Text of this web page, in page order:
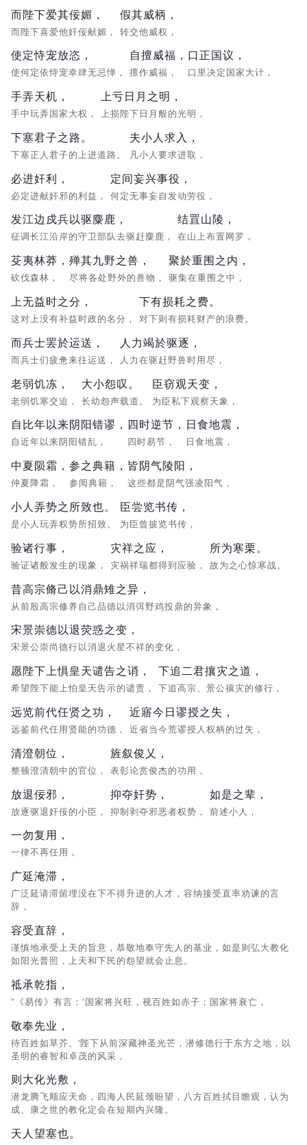
而陛下爱其佞媚，
而陛下喜爱他奸佞献媚，
假其威柄，
转交他威权，
使定恃宠放恣，
使何定依恃宠幸肆无忌惮，
自擅威福，
擅作威福，
口正国议，
口里决定国家大计，
手弄天机，
手中玩弄国家大权，
上亏日月之明，
上损陛下日月般的光明，
下塞君子之路。
下塞正人君子的上进道路。
夫小人求入，
凡小人要求进取，
必进奸利，
必定进献奸邪的利益，
定间妄兴事役，
何定无事妄自发动劳役，
发江边戍兵以驱麋鹿，
征调长江沿岸的守卫部队去驱赶麋鹿，
结罝山陵，
在山上布置网罗，
芟夷林莽，
砍伐森林，
殚其九野之兽，
尽将各处野外的兽物，
聚於重围之内，
驱集在重围之中，
上无益时之分，
这对上没有补益时政的名分，
下有损耗之费。
对下则有损耗财产的浪费。
而兵士罢於运送，
而兵士们疲惫来往运送，
人力竭於驱逐，
人力在驱赶野兽时用尽，
老弱饥冻，
老弱饥寒交迫，
大小怨叹。
长幼怨声载道。
臣窃观天变，
为臣私下观察天象，
自比年以来阴阳错谬，
自近年以来阴阳错乱，
四时逆节，
四时易节，
日食地震，
日食地震，
中夏陨霜，
仲夏降霜，
参之典籍，
参阅典籍，
皆阴气陵阳，
这些都是阴气强凌阳气，
小人弄势之所致也。
是小人玩弄权势所招致。
臣尝览书传，
为臣曾披览书传，
验诸行事，
验证诸般发生的现象，
灾祥之应，
灾祸祥瑞都得到应验，
所为寒栗。
故为之心惊寒战。
昔高宗脩己以消鼎雉之异，
从前殷高宗修养自己品德以消弭野鸡投鼎的异象，
宋景崇德以退荧惑之变，
宋景公崇尚德行以消退火星不祥的变化，
愿陛下上惧皇天谴告之诮，
希望陛下能上怕皇天告示的谴责，
下追二君攘灾之道，
下追高宗、景公禳灾的修行，
远览前代任贤之功，
远鉴前代任用贤能的功德，
近寤今日谬授之失，
近省当今荒谬授人权柄的过失，
清澄朝位，
整顿澄清朝中的官位，
旌叙俊乂，
表彰论赏俊杰的功用，
放退佞邪，
放逐驱退奸佞的小臣，
抑夺奸势，
抑制剥夺邪恶者权势，
如是之辈，
前述小人，
一勿复用，
一律不再任用，
广延淹滞，
广泛延请滞留埋没在下不得升进的人才，容纳接受直率劝谏的言
辞，
容受直辞，
谨慎地承受上天的旨意，恭敬地奉守先人的基业，如是则弘大教化
如阳光普照，上天和下民的怨望就会止息。
祗承乾指，
“《易传》有言：‘国家将兴旺，视百姓如赤子；国家将衰亡，
敬奉先业，
待百姓如草芥。’陛下从前深藏神圣光芒，潜修德行于东方之地，以
圣明的睿智和卓茂的风采，
则大化光敷，
潜龙腾飞顺应天命，四海人民延颈盼望，八方百姓拭目瞻观，认为
成、康之世的教化定会在短期内兴隆。
天人望塞也。